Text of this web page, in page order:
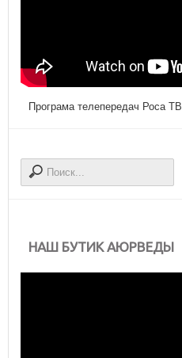
Програма телепередач Роса ТВ
НАШ БУТИК АЮРВЕДЫ